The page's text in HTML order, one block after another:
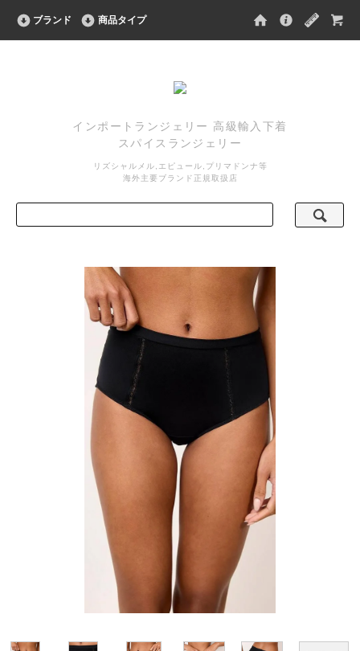
ブランド 商品タイプ
インポートランジェリー 高級輸入下着
スパイスランジェリー
リズシャルメル,エピュール,プリマドンナ等
海外主要ブランド正規取扱店